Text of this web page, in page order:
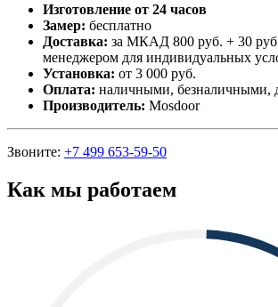
Изготовление от 24 часов
Замер: бесплатно
Доставка: за МКАД 800 руб. + 30
менеджером для индивидуальных
Установка: от 3 000 руб.
Оплата: наличными, безналичными,
Производитель: Mosdoor
Звоните: +7 499 653-59-50
Как мы работаем